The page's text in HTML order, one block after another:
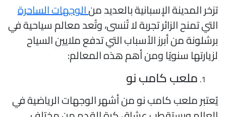
المدينة الإسبانية بالعديد منالوجهات الساحرة
تمنح الزائر تجربة لا تُنسى، وتُعد معالم سياحية في
من أبرز الأسباب التي تدفع ملايين السياح
سنويًا ومن أهم هذه المعالم:
ملعب كامب نو
ملعب كامب نو من أشهر الوجهات الرياضية في